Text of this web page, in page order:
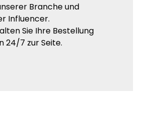
Branche und
Influencer.
Sie Ihre Bestellung
24/7 zur Seite.